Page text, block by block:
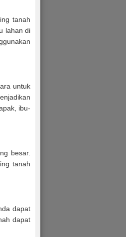
tanah
lahan di
untuk
ibu-
besar.
tanah
dapat
dapat